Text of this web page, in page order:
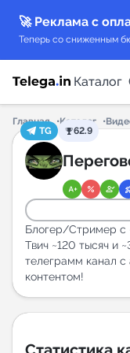
🚀 Реклама с
Теперь со сниженным
Каталог
Каталог
Каталог
Горящие
Индекс
New
Главная Каталог
TG
62.9
Блогер/Стример с
Твич ~120 тысяч и
телеграмм канал с
контентом!